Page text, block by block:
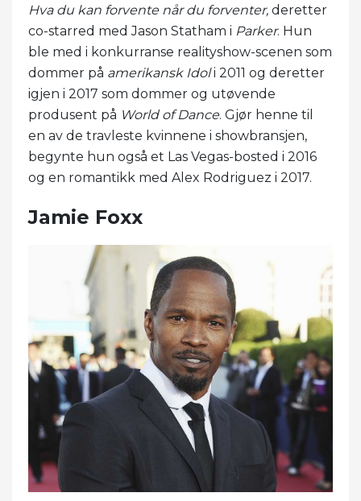
Hva du kan forvente når du forventer, deretter
co-starred med Jason Statham i Parker. Hun
ble med i konkurranse realityshow-scenen som
dommer på amerikansk Idoli 2011 og deretter
igjen i 2017 som dommer og utøvende
produsent på World of Dance. Gjør henne til
en av de travleste kvinnene i showbransjen,
begynte hun også et Las Vegas-bosted i 2016
og en romantikk med Alex Rodriguez i 2017.
Jamie Foxx